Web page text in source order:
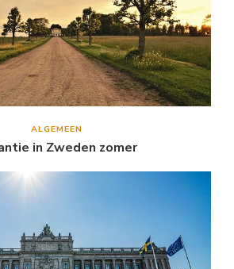
ALGEMEEN
in Zweden zomer